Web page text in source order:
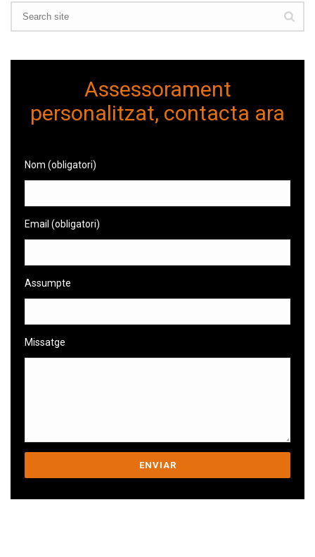
Assessorament
personalitzat, contacta ara
Nom (obligatori)
Email (obligatori)
Assumpte
Missatge